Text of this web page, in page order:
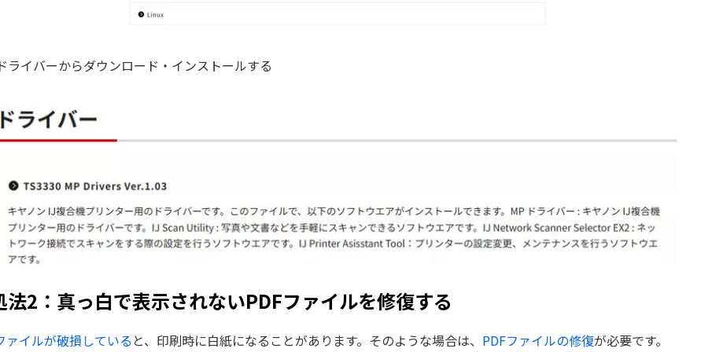
ライバーからダウンロード・インストールする
法2：真っ白で表示されないPDFファイルを修復する
ァイルが破損している と、印刷時に白紙になることがあります。そのような場合は、 PDFファイルの修復が必要です。